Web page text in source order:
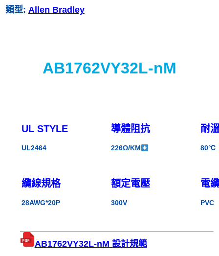
類型: Allen Bradley
AB1762VY32L-nM
UL STYLE 導體阻抗 耐
UL2464 226Ω/KM 80℃
纜線規格 額定電壓 電
28AWG*20P 300V PVC
AB1762VY32L-nM 設計規範